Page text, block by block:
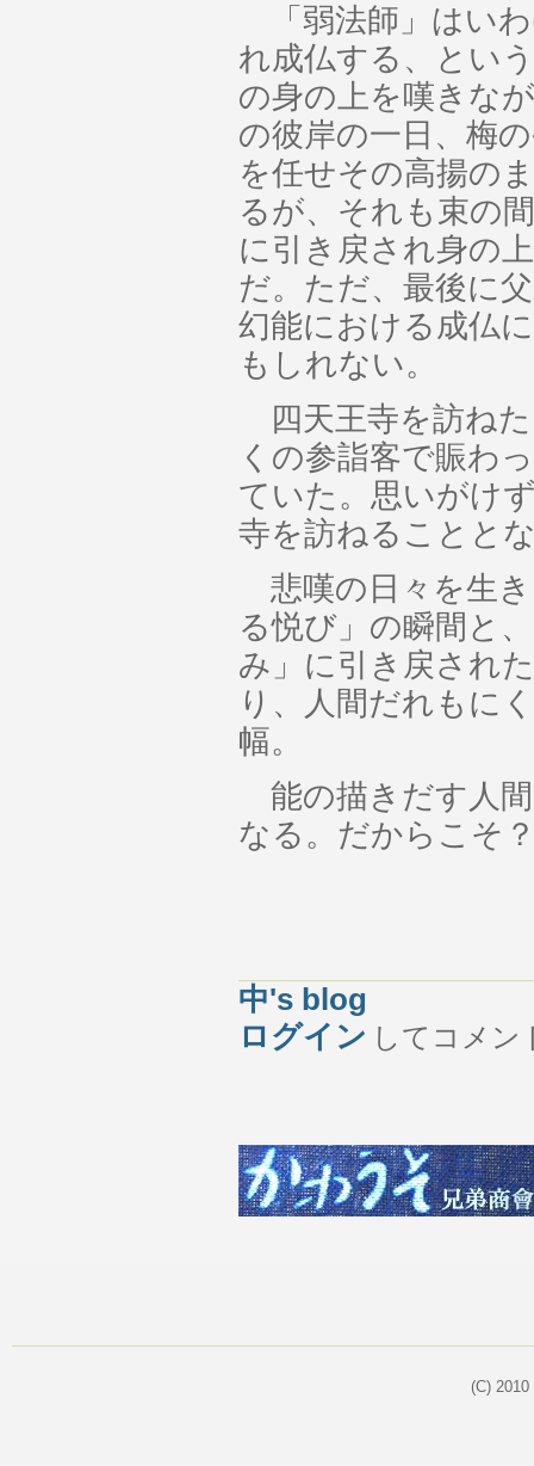
「弱法師」はい
れ成仏する、とい
の身の上を嘆きな
の彼岸の一日、梅
を任せその高揚の
るが、それも束の
に引き戻され身の
だ。ただ、最後に
幻能における成仏
もしれない。
四天王寺を訪ね
くの参詣客で賑わ
ていた。思いがけ
寺を訪ねることと
悲嘆の日々を生
る悦び」の瞬間と
み」に引き戻され
り、人間だれもに
幅。
能の描きだす人
なる。だからこそ
中's blog
ログイン してコメン
(C)